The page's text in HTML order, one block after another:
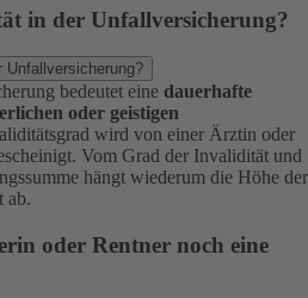
in der Unfallversicherung?
bedeutet eine dauerhafte
oder geistigen
wird von einer Ärztin oder
Vom Grad der Invalidität und
hängt wiederum die Höhe der
ab.
oder Rentner noch eine